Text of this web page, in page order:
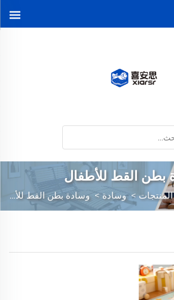
بطن القط للأطفال
المنتجات>وسادة>وسادة بطن القط للأطفال